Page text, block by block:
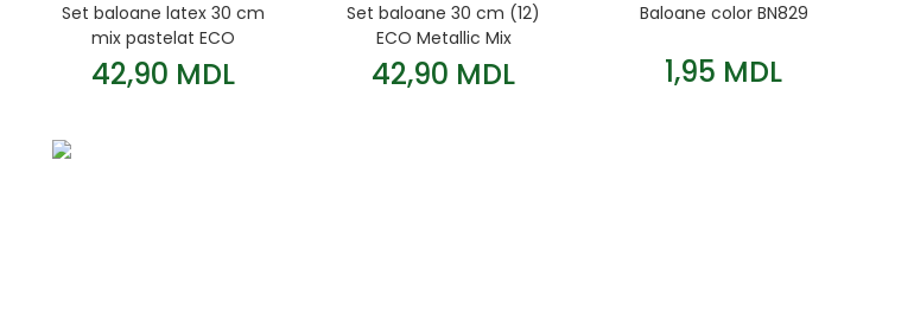
Set baloane latex 30 cm
mix pastelat ECO
42,90 MDL
Set baloane 30 cm (12)
ECO Metallic Mix
42,90 MDL
Baloane color BN829
1,95 MDL